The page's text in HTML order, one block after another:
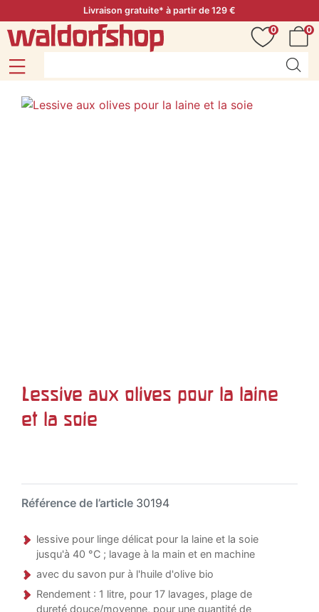
Livraison gratuite* à partir de 129 €
0
0
Lessive aux olives pour la laine
et la soie
Référence de l’article 30194
lessive pour linge délicat pour la laine et la soie
jusqu'à 40 °C ; lavage à la main et en machine
avec du savon pur à l'huile d'olive bio
Rendement : 1 litre, pour 17 lavages, plage de
dureté douce/moyenne, pour une quantité de